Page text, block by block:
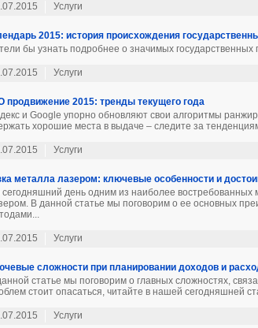
Услуги
2015: история происхождения
бы узнать подробнее о значимых
Услуги
продвижение 2015: тренды текущего года
и Google упорно обновляют свои алгоритмы
хорошие места в выдаче – следите за
Услуги
металла лазером: ключевые особенности и
сегодняшний день одним из наиболее востребованных
В данной статье мы поговорим о ее основных
Услуги
сложности при планировании доходов и
статье мы поговорим о главных сложностях,
стоит опасаться, читайте в нашей сегодняшней
Услуги